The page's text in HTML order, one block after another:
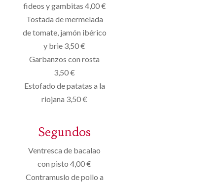
fideos y gambitas 4,00 €
Tostada de mermelada
de tomate, jamón ibérico
y brie 3,50 €
Garbanzos con rosta
3,50 €
Estofado de patatas a la
riojana 3,50 €
Segundos
Ventresca de bacalao
con pisto 4,00 €
Contramuslo de pollo a